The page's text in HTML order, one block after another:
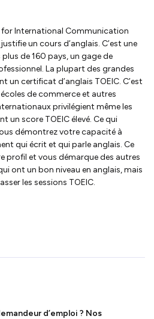
for International Communication
un cours d’anglais. C’est une
de 160 pays, un gage de
La plupart des grandes
un certificat d’anglais TOEIC. C’est
de commerce et autres
privilégient même les
un score TOEIC élevé. Ce qui
démontrez votre capacité à
qui écrit et qui parle anglais. Ce
profil et vous démarque des autres
ont un bon niveau en anglais, mais
les sessions TOEIC.
d’emploi ? Nos